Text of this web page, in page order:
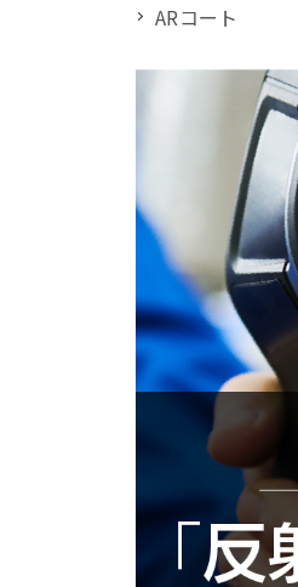
ARコート